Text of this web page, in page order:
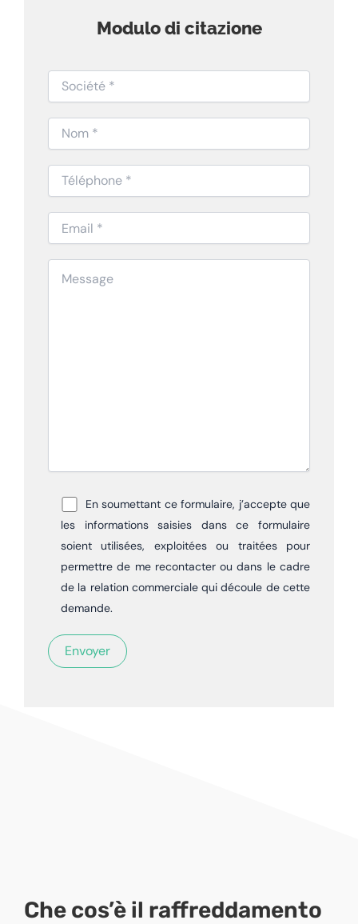
Modulo di citazione
En soumettant ce formulaire, j’accepte que
les informations saisies dans ce formulaire
soient utilisées, exploitées ou traitées pour
permettre de me recontacter ou dans le cadre
de la relation commerciale qui découle de cette
demande.
Che cos’è il raffreddamento